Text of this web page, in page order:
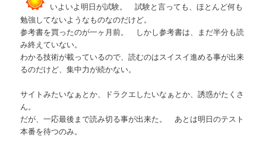
いよいよ明日が試験。 試験と言っても、ほとんど何も
勉強してないようなものなのだけど。
参考書を買ったのが一ヶ月前。 しかし参考書は、まだ半分も読
み終えていない。
わかる技術が載っているので、読むのはスイスイ進める事が出来
るのだけど、集中力が続かない。
サイトみたいなぁとか、ドラクエしたいなぁとか、誘惑がたくさ
ん。
だが、一応最後まで読み切る事が出来た。 あとは明日のテスト
本番を待つのみ。